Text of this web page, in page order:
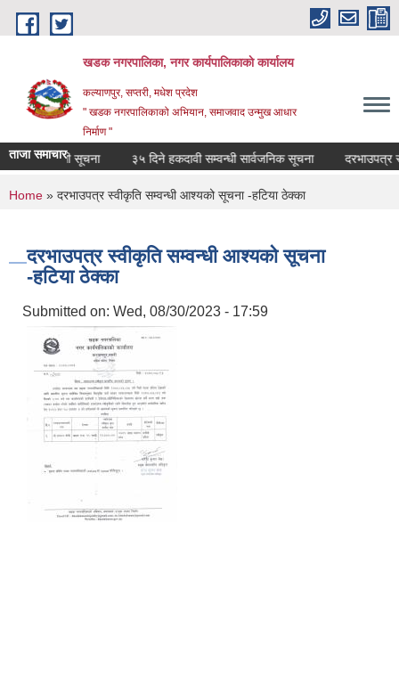
Skip to main content
खडक नगरपालिका, नगर कार्यपालिकाकाे कार्यालय
कल्याणपुर, सप्तरी, मधेश प्रदेश
" खडक नगरपालिकाको अभियान, समाजवाद उन्मुख आधार
निर्माण "
ताजा समाचार
सम्वन्धी सूचना ३५ दिने हकदावी सम्वन्धी सार्वजनिक सूचना दरभाउपत्र
You are here
Home » दरभाउपत्र स्वीकृति सम्वन्धी आश्यको सूचना -हटिया ठेक्का
दरभाउपत्र स्वीकृति सम्वन्धी आश्यको सूचना
-हटिया ठेक्का
Submitted on: Wed, 08/30/2023 - 17:59